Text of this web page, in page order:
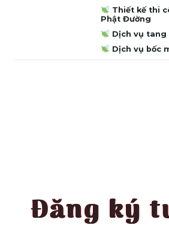
Thiết kế thi
Phật Đường
Dịch vụ tang
Dịch vụ bốc
Đăng ký